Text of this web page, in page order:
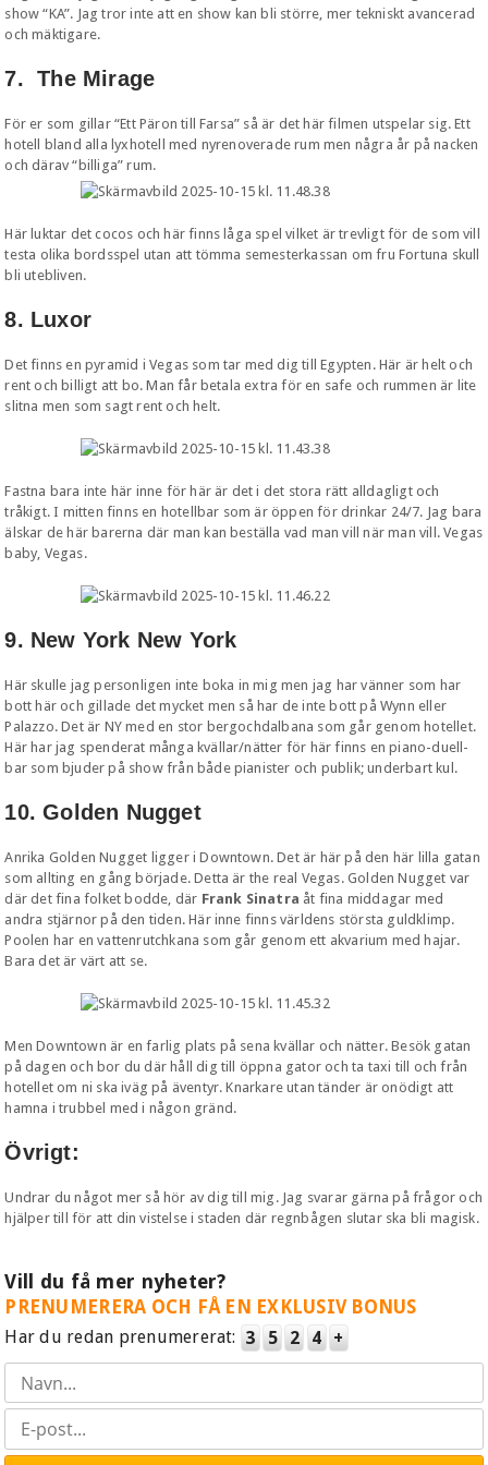
show “KA”. Jag tror inte att en show kan bli större, mer tekniskt avancerad
och mäktigare.
7. The Mirage
För er som gillar “Ett Päron till Farsa” så är det här filmen utspelar sig. Ett
hotell bland alla lyxhotell med nyrenoverade rum men några år på nacken
och därav “billiga” rum.
Här luktar det cocos och här finns låga spel vilket är trevligt för de som vill
testa olika bordsspel utan att tömma semesterkassan om fru Fortuna skull
bli utebliven.
8. Luxor
Det finns en pyramid i Vegas som tar med dig till Egypten. Här är helt och
rent och billigt att bo. Man får betala extra för en safe och rummen är lite
slitna men som sagt rent och helt.
Fastna bara inte här inne för här är det i det stora rätt alldagligt och
tråkigt. I mitten finns en hotellbar som är öppen för drinkar 24/7. Jag bara
älskar de här barerna där man kan beställa vad man vill när man vill. Vegas
baby, Vegas.
9. New York New York
Här skulle jag personligen inte boka in mig men jag har vänner som har
bott här och gillade det mycket men så har de inte bott på Wynn eller
Palazzo. Det är NY med en stor bergochdalbana som går genom hotellet.
Här har jag spenderat många kvällar/nätter för här finns en piano-duell-
bar som bjuder på show från både pianister och publik; underbart kul.
10. Golden Nugget
Anrika Golden Nugget ligger i Downtown. Det är här på den här lilla gatan
som allting en gång började. Detta är the real Vegas. Golden Nugget var
där det fina folket bodde, där Frank Sinatra åt fina middagar med
andra stjärnor på den tiden. Här inne finns världens största guldklimp.
Poolen har en vattenrutchkana som går genom ett akvarium med hajar.
Bara det är värt att se.
Men Downtown är en farlig plats på sena kvällar och nätter. Besök gatan
på dagen och bor du där håll dig till öppna gator och ta taxi till och från
hotellet om ni ska iväg på äventyr. Knarkare utan tänder är onödigt att
hamna i trubbel med i någon gränd.
Övrigt:
Undrar du något mer så hör av dig till mig. Jag svarar gärna på frågor och
hjälper till för att din vistelse i staden där regnbågen slutar ska bli magisk.
Vill du få mer nyheter?
PRENUMERERA OCH FÅ EN EXKLUSIV BONUS
Har du redan prenumererat: 3 5 2 4 +